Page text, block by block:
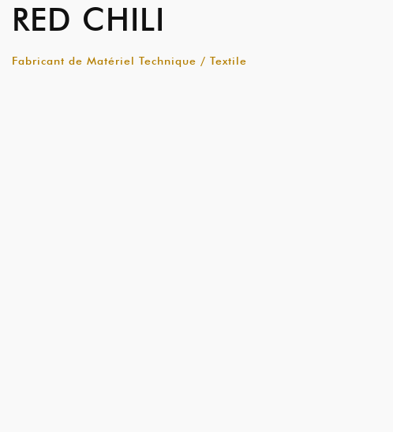
RED CHILI
Fabricant de Matériel Technique / Textile